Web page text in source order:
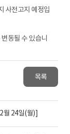
사전고지 예정입
동될 수 있습니
목록
월 24일(월)]